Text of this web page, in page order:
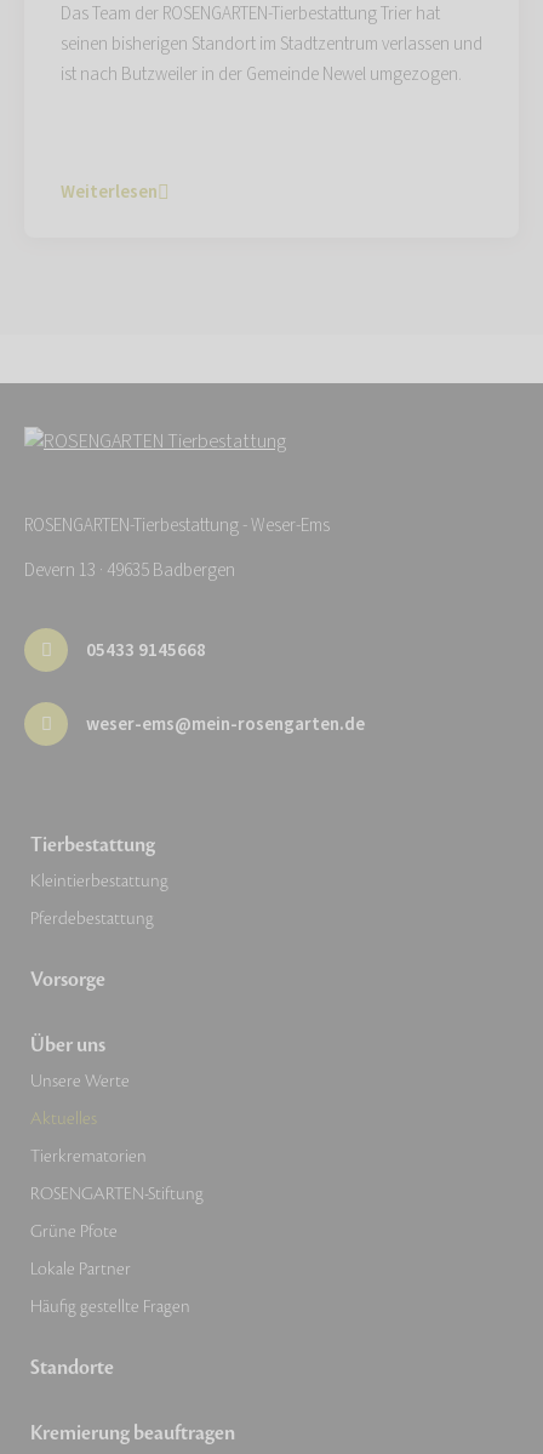
Das Team der ROSENGARTEN-Tierbestattung Trier hat
seinen bisherigen Standort im Stadtzentrum verlassen und
ist nach Butzweiler in der Gemeinde Newel umgezogen.
Weiterlesen
ROSENGARTEN-Tierbestattung - Weser-Ems
Devern 13 · 49635 Badbergen
05433 9145668
weser-ems@mein-rosengarten.de
Tierbestattung
Kleintierbestattung
Pferdebestattung
Vorsorge
Über uns
Unsere Werte
Aktuelles
Tierkrematorien
ROSENGARTEN-Stiftung
Grüne Pfote
Lokale Partner
Häufig gestellte Fragen
Standorte
Kremierung beauftragen